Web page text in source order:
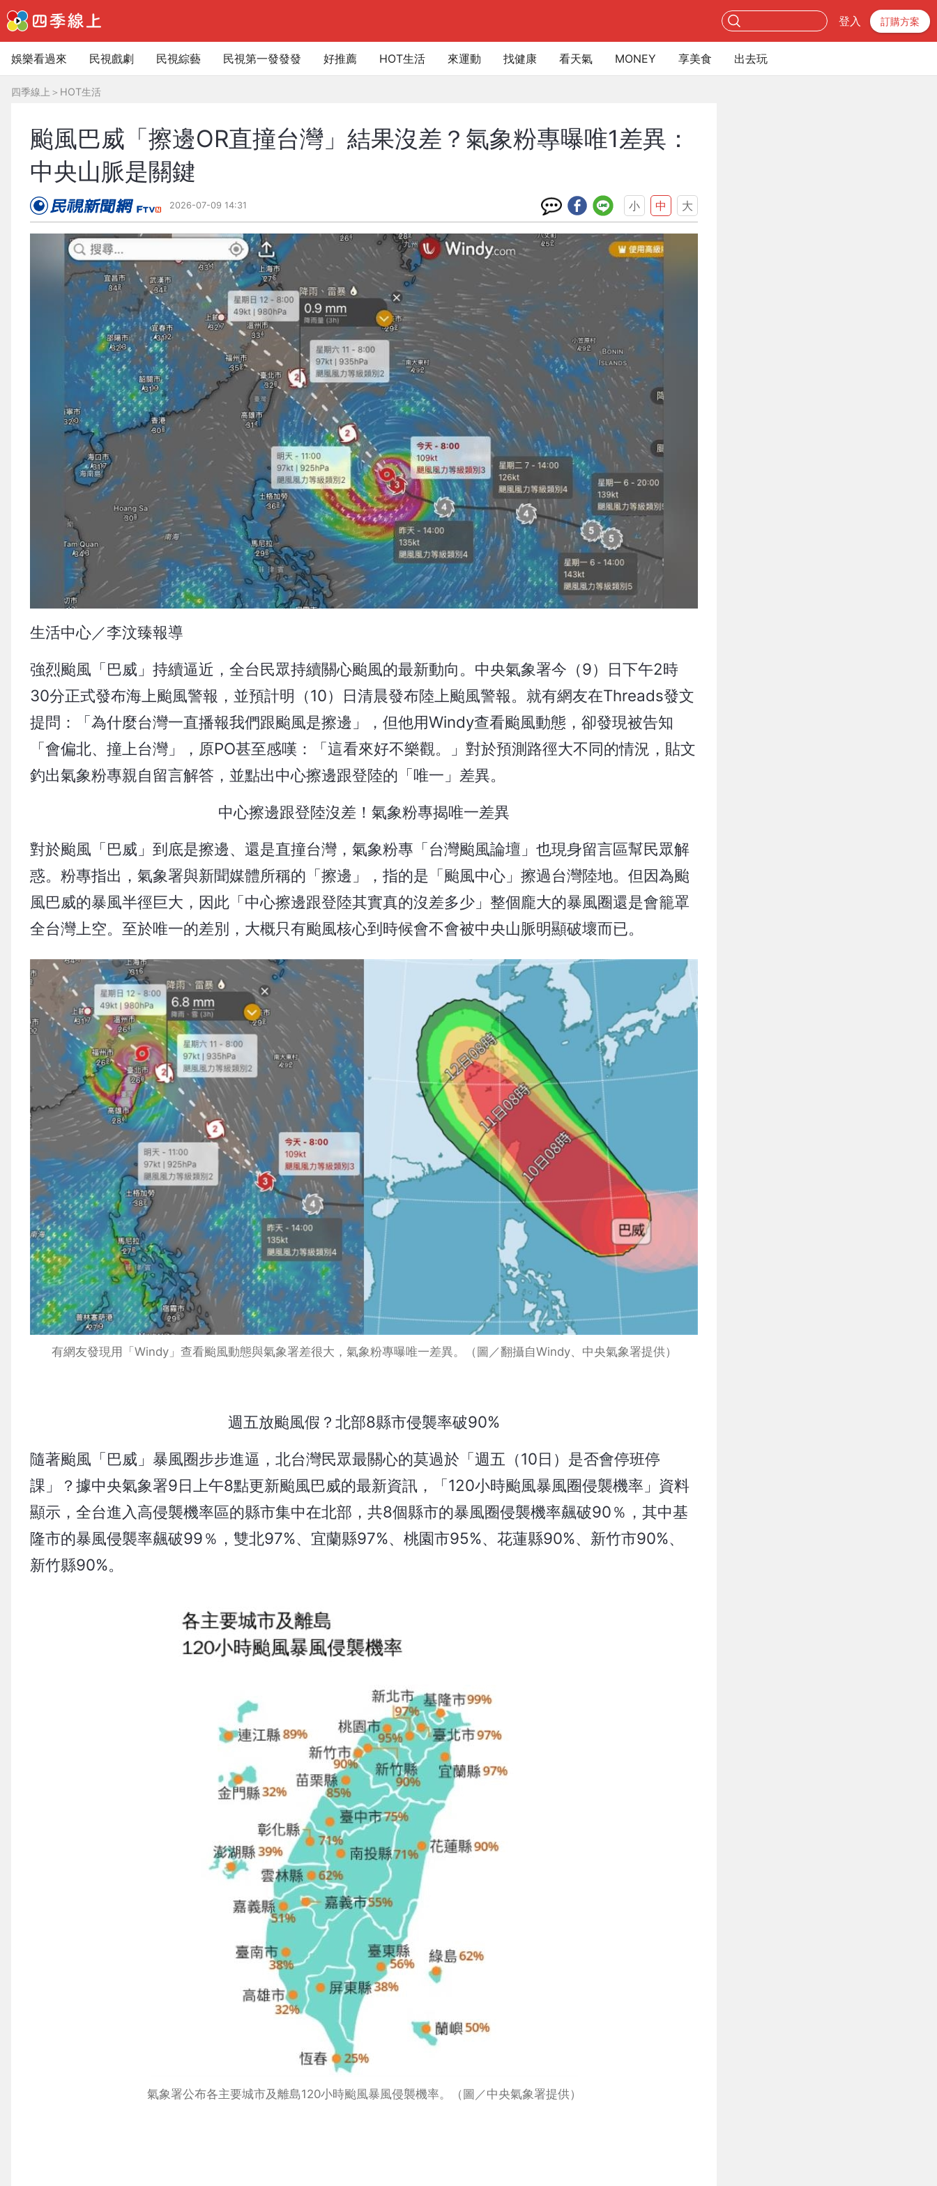
登入 訂購方案
娛樂看過來 民視戲劇 民視綜藝 民視第一發發發 好推薦 HOT生活 來運動 找健康 看天氣 MONEY 享美食 出去玩
四季線上 ＞ HOT生活
颱風巴威「擦邊OR直撞台灣」結果沒差？氣象粉專曝唯1差異：
中央山脈是關鍵
2026-07-09 14:31 小 中 大
生活中心／李汶臻報導
強烈颱風「巴威」持續逼近，全台民眾持續關心颱風的最新動向。中央氣象署今（9）日下午2時
30分正式發布海上颱風警報，並預計明（10）日清晨發布陸上颱風警報。就有網友在Threads發文
提問：「為什麼台灣一直播報我們跟颱風是擦邊」，但他用Windy查看颱風動態，卻發現被告知
「會偏北、撞上台灣」，原PO甚至感嘆：「這看來好不樂觀。」對於預測路徑大不同的情況，貼文
釣出氣象粉專親自留言解答，並點出中心擦邊跟登陸的「唯一」差異。
中心擦邊跟登陸沒差！氣象粉專揭唯一差異
對於颱風「巴威」到底是擦邊、還是直撞台灣，氣象粉專「台灣颱風論壇」也現身留言區幫民眾解
惑。粉專指出，氣象署與新聞媒體所稱的「擦邊」，指的是「颱風中心」擦過台灣陸地。但因為颱
風巴威的暴風半徑巨大，因此「中心擦邊跟登陸其實真的沒差多少」整個龐大的暴風圈還是會籠罩
全台灣上空。至於唯一的差別，大概只有颱風核心到時候會不會被中央山脈明顯破壞而已。
有網友發現用「Windy」查看颱風動態與氣象署差很大，氣象粉專曝唯一差異。（圖／翻攝自Windy、中央氣象署提供）
週五放颱風假？北部8縣市侵襲率破90%
隨著颱風「巴威」暴風圈步步進逼，北台灣民眾最關心的莫過於「週五（10日）是否會停班停
課」？據中央氣象署9日上午8點更新颱風巴威的最新資訊，「120小時颱風暴風圈侵襲機率」資料
顯示，全台進入高侵襲機率區的縣市集中在北部，共8個縣市的暴風圈侵襲機率飆破90％，其中基
隆市的暴風侵襲率飆破99％，雙北97%、宜蘭縣97%、桃園市95%、花蓮縣90%、新竹市90%、
新竹縣90%。
氣象署公布各主要城市及離島120小時颱風暴風侵襲機率。（圖／中央氣象署提供）